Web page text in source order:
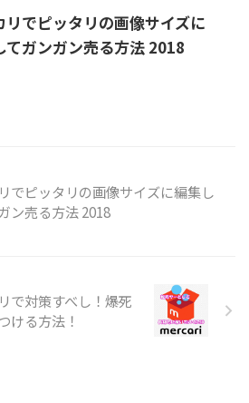
リでピッタリの画像サイズに
てガンガン売る方法 2018
でピッタリの画像サイズに編集し
ン売る方法 2018
で対策すべし！爆死
ける方法！